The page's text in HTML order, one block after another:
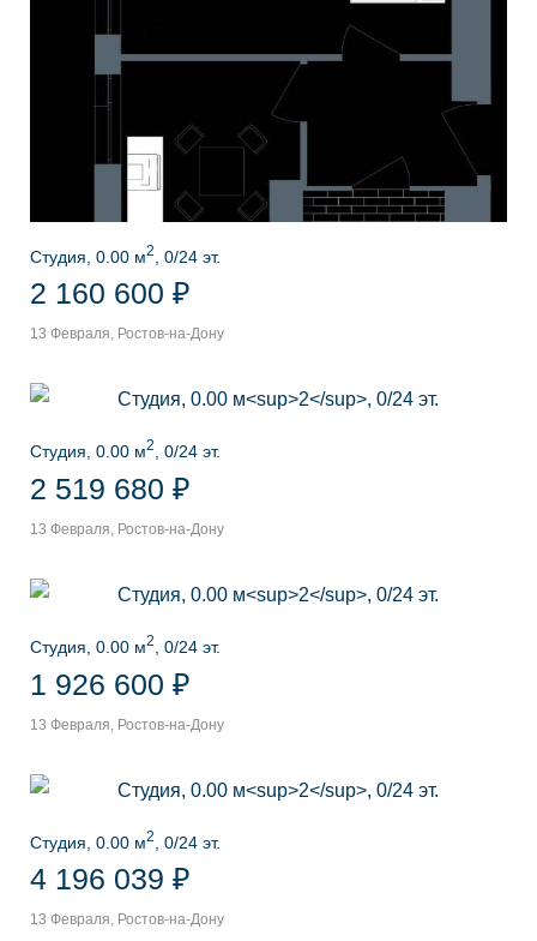
Студия, 0.00 м2 , 0/24 эт.
2 160 600 ₽
13 Февраля, Ростов-на-Дону
Студия, 0.00 м2 , 0/24 эт.
2 519 680 ₽
13 Февраля, Ростов-на-Дону
Студия, 0.00 м2 , 0/24 эт.
1 926 600 ₽
13 Февраля, Ростов-на-Дону
Студия, 0.00 м2 , 0/24 эт.
4 196 039 ₽
13 Февраля, Ростов-на-Дону